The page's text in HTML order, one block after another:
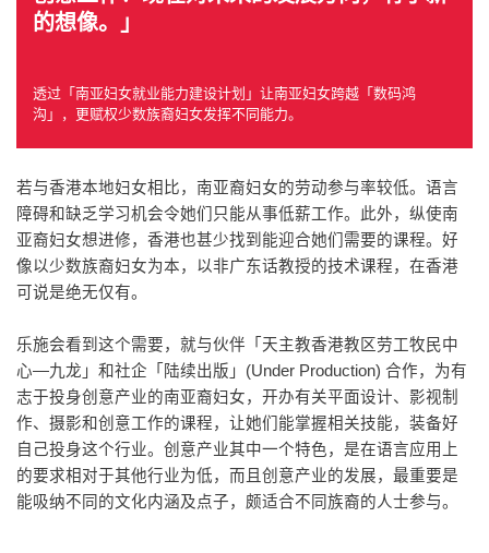
的想像。」
透过「南亚妇女就业能力建设计划」让南亚妇女跨越「数码鸿
沟」，更赋权少数族裔妇女发挥不同能力。
若与香港本地妇女相比，南亚裔妇女的劳动参与率较低。语言
障碍和缺乏学习机会令她们只能从事低薪工作。此外，纵使南
亚裔妇女想进修，香港也甚少找到能迎合她们需要的课程。好
像以少数族裔妇女为本，以非广东话教授的技术课程，在香港
可说是绝无仅有。
乐施会看到这个需要，就与伙伴「天主教香港教区劳工牧民中
心—九龙」和社企「陆续出版」(Under Production) 合作，为有
志于投身创意产业的南亚裔妇女，开办有关平面设计、影视制
作、摄影和创意工作的课程，让她们能掌握相关技能，装备好
自己投身这个行业。创意产业其中一个特色，是在语言应用上
的要求相对于其他行业为低，而且创意产业的发展，最重要是
能吸纳不同的文化内涵及点子，颇适合不同族裔的人士参与。